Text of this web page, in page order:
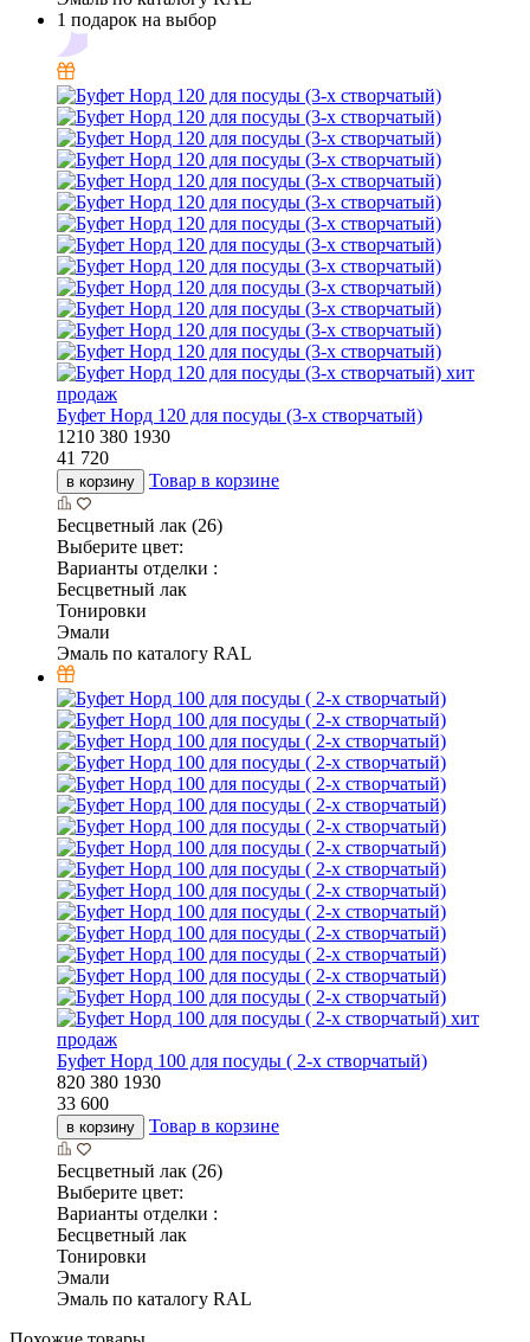
1 подарок на выбор
хит
продаж
Буфет Норд 120 для посуды (3-х створчатый)
1210 380 1930
41 720
в корзину Товар в корзине
Бесцветный лак (26)
Выберите цвет:
Варианты отделки :
Бесцветный лак
Тонировки
Эмали
Эмаль по каталогу RAL
хит
продаж
Буфет Норд 100 для посуды ( 2-х створчатый)
820 380 1930
33 600
в корзину Товар в корзине
Бесцветный лак (26)
Выберите цвет:
Варианты отделки :
Бесцветный лак
Тонировки
Эмали
Эмаль по каталогу RAL